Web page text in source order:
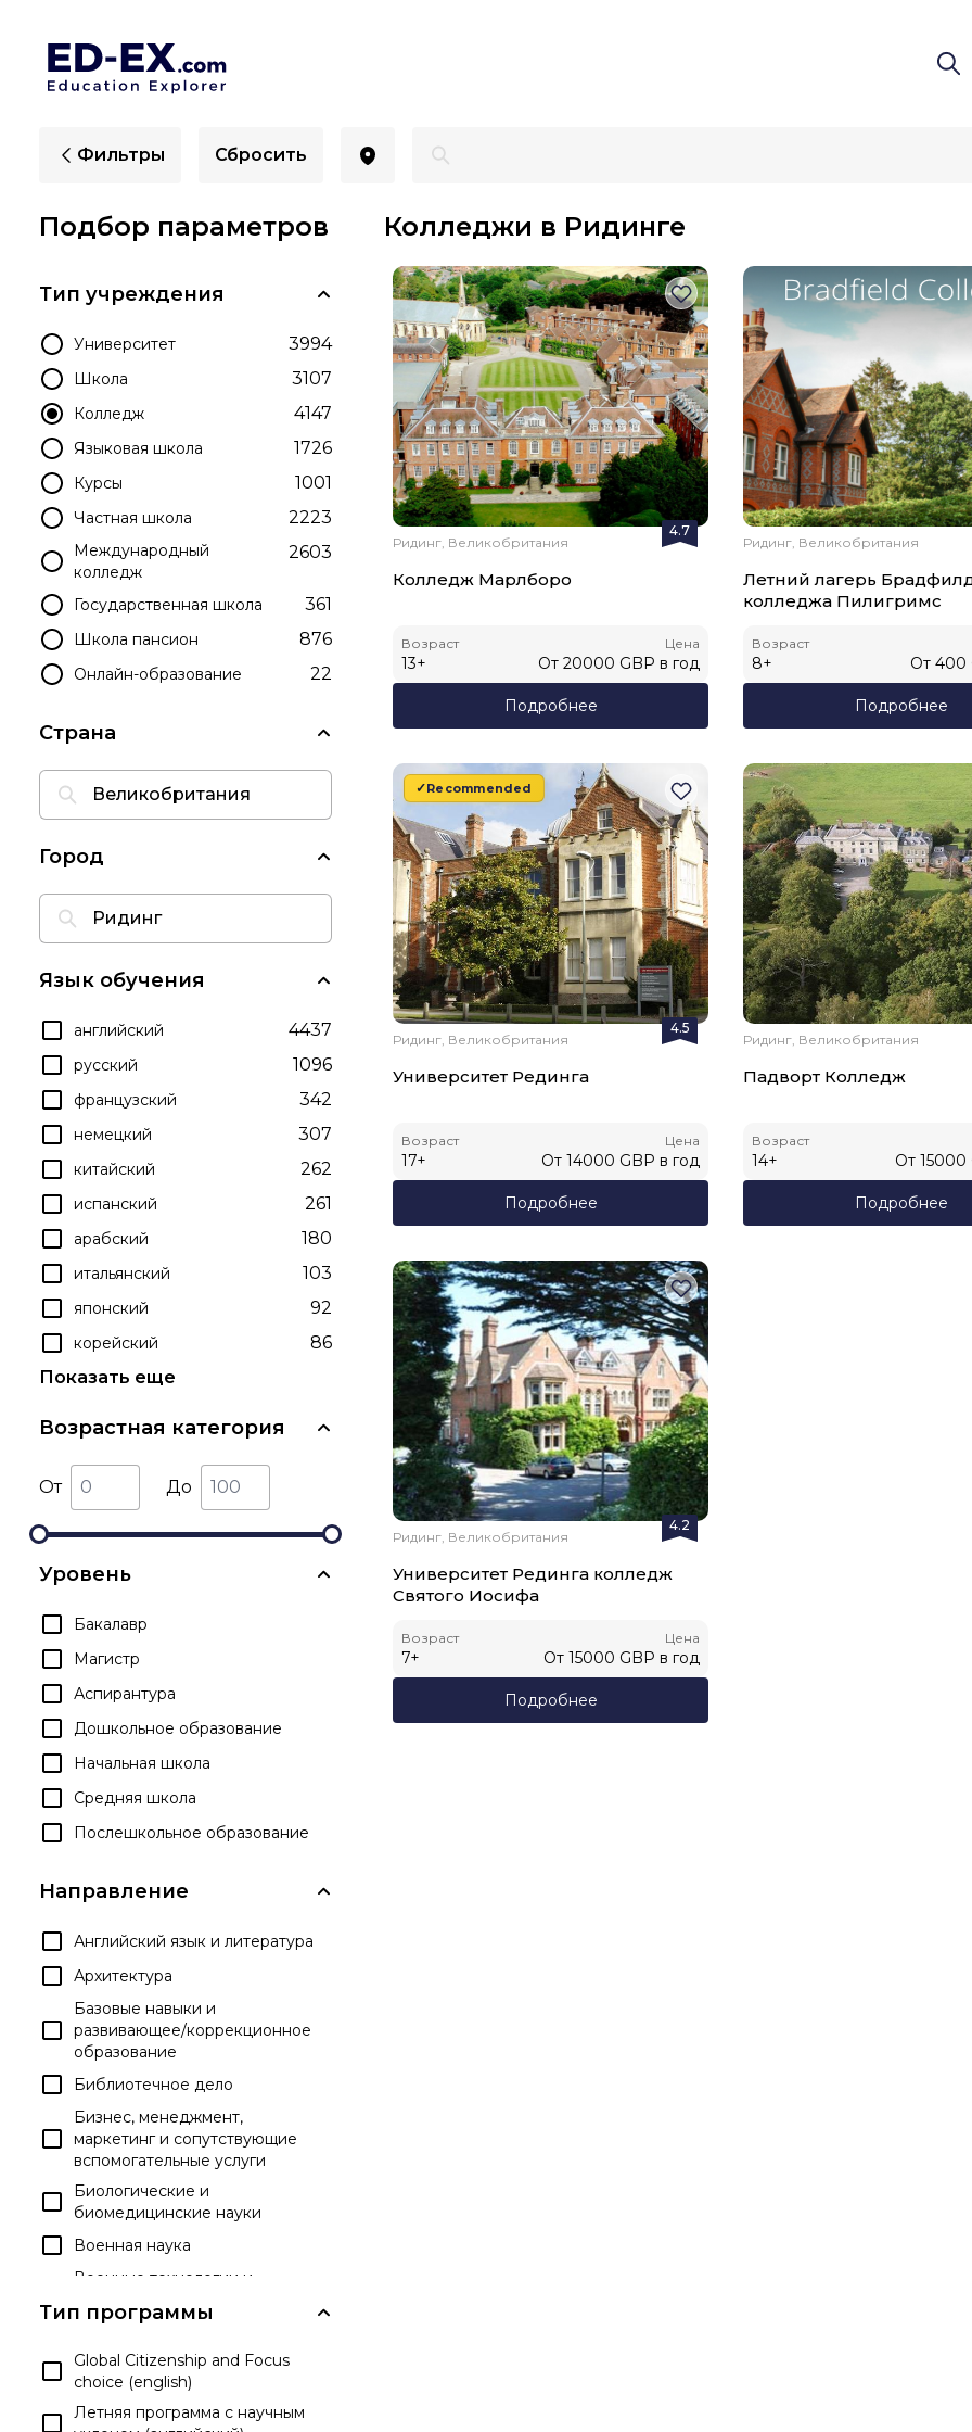
Фильтры Сбросить
Подбор параметров
Тип учреждения
Университет 3994
Школа 3107
Колледж 4147
Языковая школа 1726
Курсы 1001
Частная школа 2223
Международный
колледж
2603
Государственная школа 361
Школа пансион 876
Онлайн-образование 22
Страна
Город
Язык обучения
английский 4437
русский 1096
французский 342
немецкий 307
китайский 262
испанский 261
арабский 180
итальянский 103
японский 92
корейский
86
Показать еще
Возрастная категория
От До
Уровень
Бакалавр
Магистр
Аспирантура
Дошкольное образование
Начальная школа
Средняя школа
Послешкольное образование
Направление
Английский язык и литература
Архитектура
Базовые навыки и
развивающее/коррекционное
образование
Библиотечное дело
Бизнес, менеджмент,
маркетинг и сопутствующие
вспомогательные услуги
Биологические и
биомедицинские науки
Военная наука
Военные технологии и
Дипломы и аттестаты о
среднем образовании
Досуг и развлекательные
Тип программы
Global Citizenship and Focus
choice (english)
Летняя программа с научным
Колледжи в Ридинге
4.7
Ридинг, Великобритания
Колледж Марлборо
Возраст
13+
Цена
От 20000 GBP в год
Подробнее
Ридинг, Великобритания
Летний лагерь
колледжа Пилигримс
Возраст
8+ От 400
Подробнее
Recommended
4.5
Ридинг, Великобритания
Университет Рединга
Возраст
17+
Цена
От 14000 GBP в год
Подробнее
Ридинг, Великобритания
Падворт Колледж
Возраст
14+ От 15000
Подробнее
4.2
Ридинг, Великобритания
Университет Рединга колледж
Святого Иосифа
Возраст
7+
Цена
От 15000 GBP в год
Подробнее